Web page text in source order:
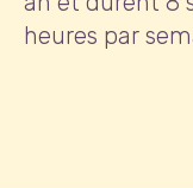
heures par